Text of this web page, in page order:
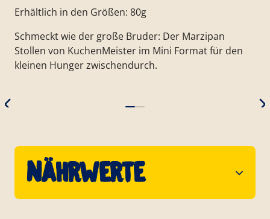
Erhältlich in den Größen: 80g
Schmeckt wie der große Bruder: Der Marzipan
Stollen von KuchenMeister im Mini Format für den
kleinen Hunger zwischendurch.
Nährwerte